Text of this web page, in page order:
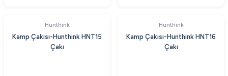
Hunthink
Kamp Çakısı-Hunthink HNT15
Çakı
Hunthink
Kamp Çakısı-Hunthink HNT16
Çakı